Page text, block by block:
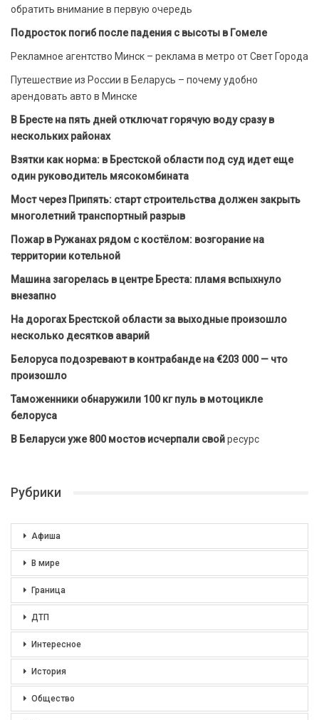
обратить внимание в первую очередь
Подросток погиб после падения с высоты в Гомеле
Рекламное агентство Минск – реклама в метро от Свет Города
Путешествие из России в Беларусь – почему удобно
арендовать авто в Минске
В Бресте на пять дней отключат горячую воду сразу в
нескольких районах
Взятки как норма: в Брестской области под суд идет еще
один руководитель мясокомбината
Мост через Припять: старт строительства должен закрыть
многолетний транспортный разрыв
Пожар в Ружанах рядом с костёлом: возгорание на
территории котельной
Машина загорелась в центре Бреста: пламя вспыхнуло
внезапно
На дорогах Брестской области за выходные произошло
несколько десятков аварий
Белоруса подозревают в контрабанде на €203 000 — что
произошло
Таможенники обнаружили 100 кг пуль в мотоцикле
белоруса
В Беларуси уже 800 мостов исчерпали свойресурс
Рубрики
Афиша
В мире
Граница
ДТП
Интересное
История
Общество